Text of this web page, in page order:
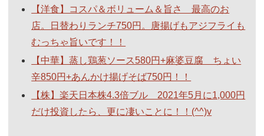
【洋食】コスパ＆ボリューム＆旨さ 最高のお
店。日替わりランチ750円。唐揚げもアジフライも
むっちゃ旨いです！！
【中華】蒸し鶏葱ソース580円+麻婆豆腐 ちょい
辛850円+あんかけ揚げそば750円！！
【株】楽天日本株4.3倍ブル 2021年5月に1,000円
だけ投資したら、更に凄いことに！！(^^)v